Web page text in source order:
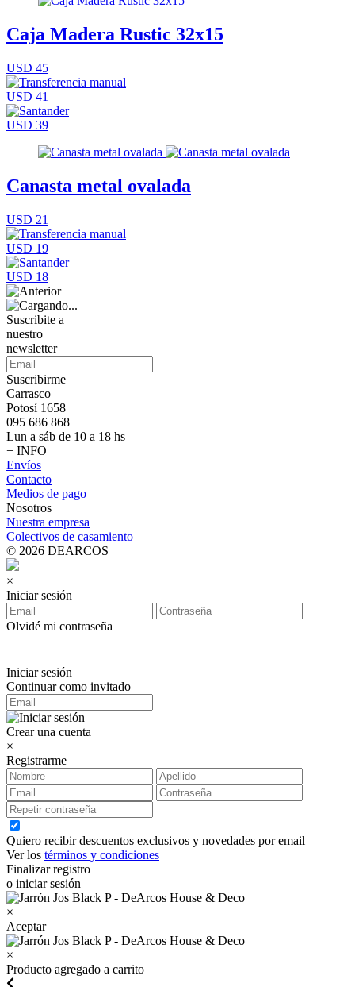
Caja Madera Rustic 32x15
USD 45
USD 41
USD 39
Canasta metal ovalada
USD 21
USD 19
USD 18
Suscribite a
nuestro
newsletter
Suscribirme
Carrasco
Potosí 1658
095 686 868
Lun a sáb de 10 a 18 hs
+ INFO
Envíos
Contacto
Medios de pago
Nosotros
Nuestra empresa
Colectivos de casamiento
© 2026 DEARCOS
×
Iniciar sesión
Olvidé mi contraseña
Iniciar sesión
Continuar como invitado
Crear una cuenta
×
Registrarme
Quiero recibir descuentos exclusivos y novedades por email
Ver los términos y condiciones
Finalizar registro
o iniciar sesión
×
Aceptar
×
Producto agregado a carrito